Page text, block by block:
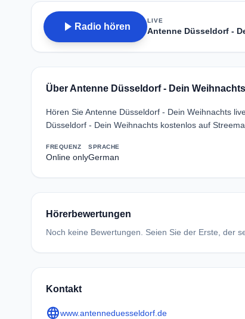
play_arrow Radio hören
LIVE
Antenne Düsseldorf -
Über Antenne Düsseldorf - Dein Weihnachts
Hören Sie Antenne Düsseldorf - Dein Weihnachts
Düsseldorf - Dein Weihnachts kostenlos auf
FREQUENZ
Online only
SPRACHE
German
Hörerbewertungen
Noch keine Bewertungen. Seien Sie der Erste, der
Kontakt
languagewww.antenneduesseldorf.de